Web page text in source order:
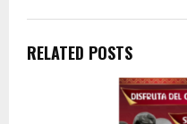
RELATED POSTS